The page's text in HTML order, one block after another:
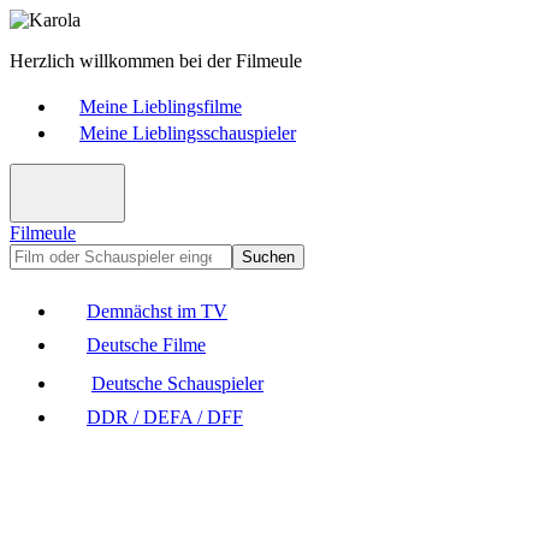
Herzlich willkommen bei der Filmeule
Meine Lieblingsfilme
Meine Lieblingsschauspieler
Filmeule
Suchen
Demnächst im TV
Deutsche Filme
Deutsche Schauspieler
DDR / DEFA / DFF